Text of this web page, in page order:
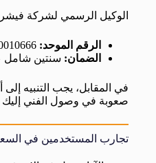
الوكيل الرسمي لشركة
الرقم الموحد:
الضمان: سنتين شامل
في المقابل، يجب التنبيه
صعوبة في وصول الفني إليك
تجارب المستخدمين في